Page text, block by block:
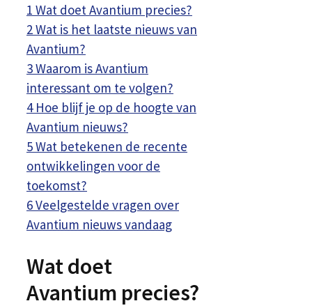
1 Wat doet Avantium precies?
2Wat is het laatste nieuws van
Avantium?
3Waarom is Avantium
interessant om te volgen?
4 Hoe blijf je op de hoogte van
Avantium nieuws?
5Wat betekenen de recente
ontwikkelingen voor de
toekomst?
6Veelgestelde vragen over
Avantium nieuws vandaag
Wat doet
Avantium precies?